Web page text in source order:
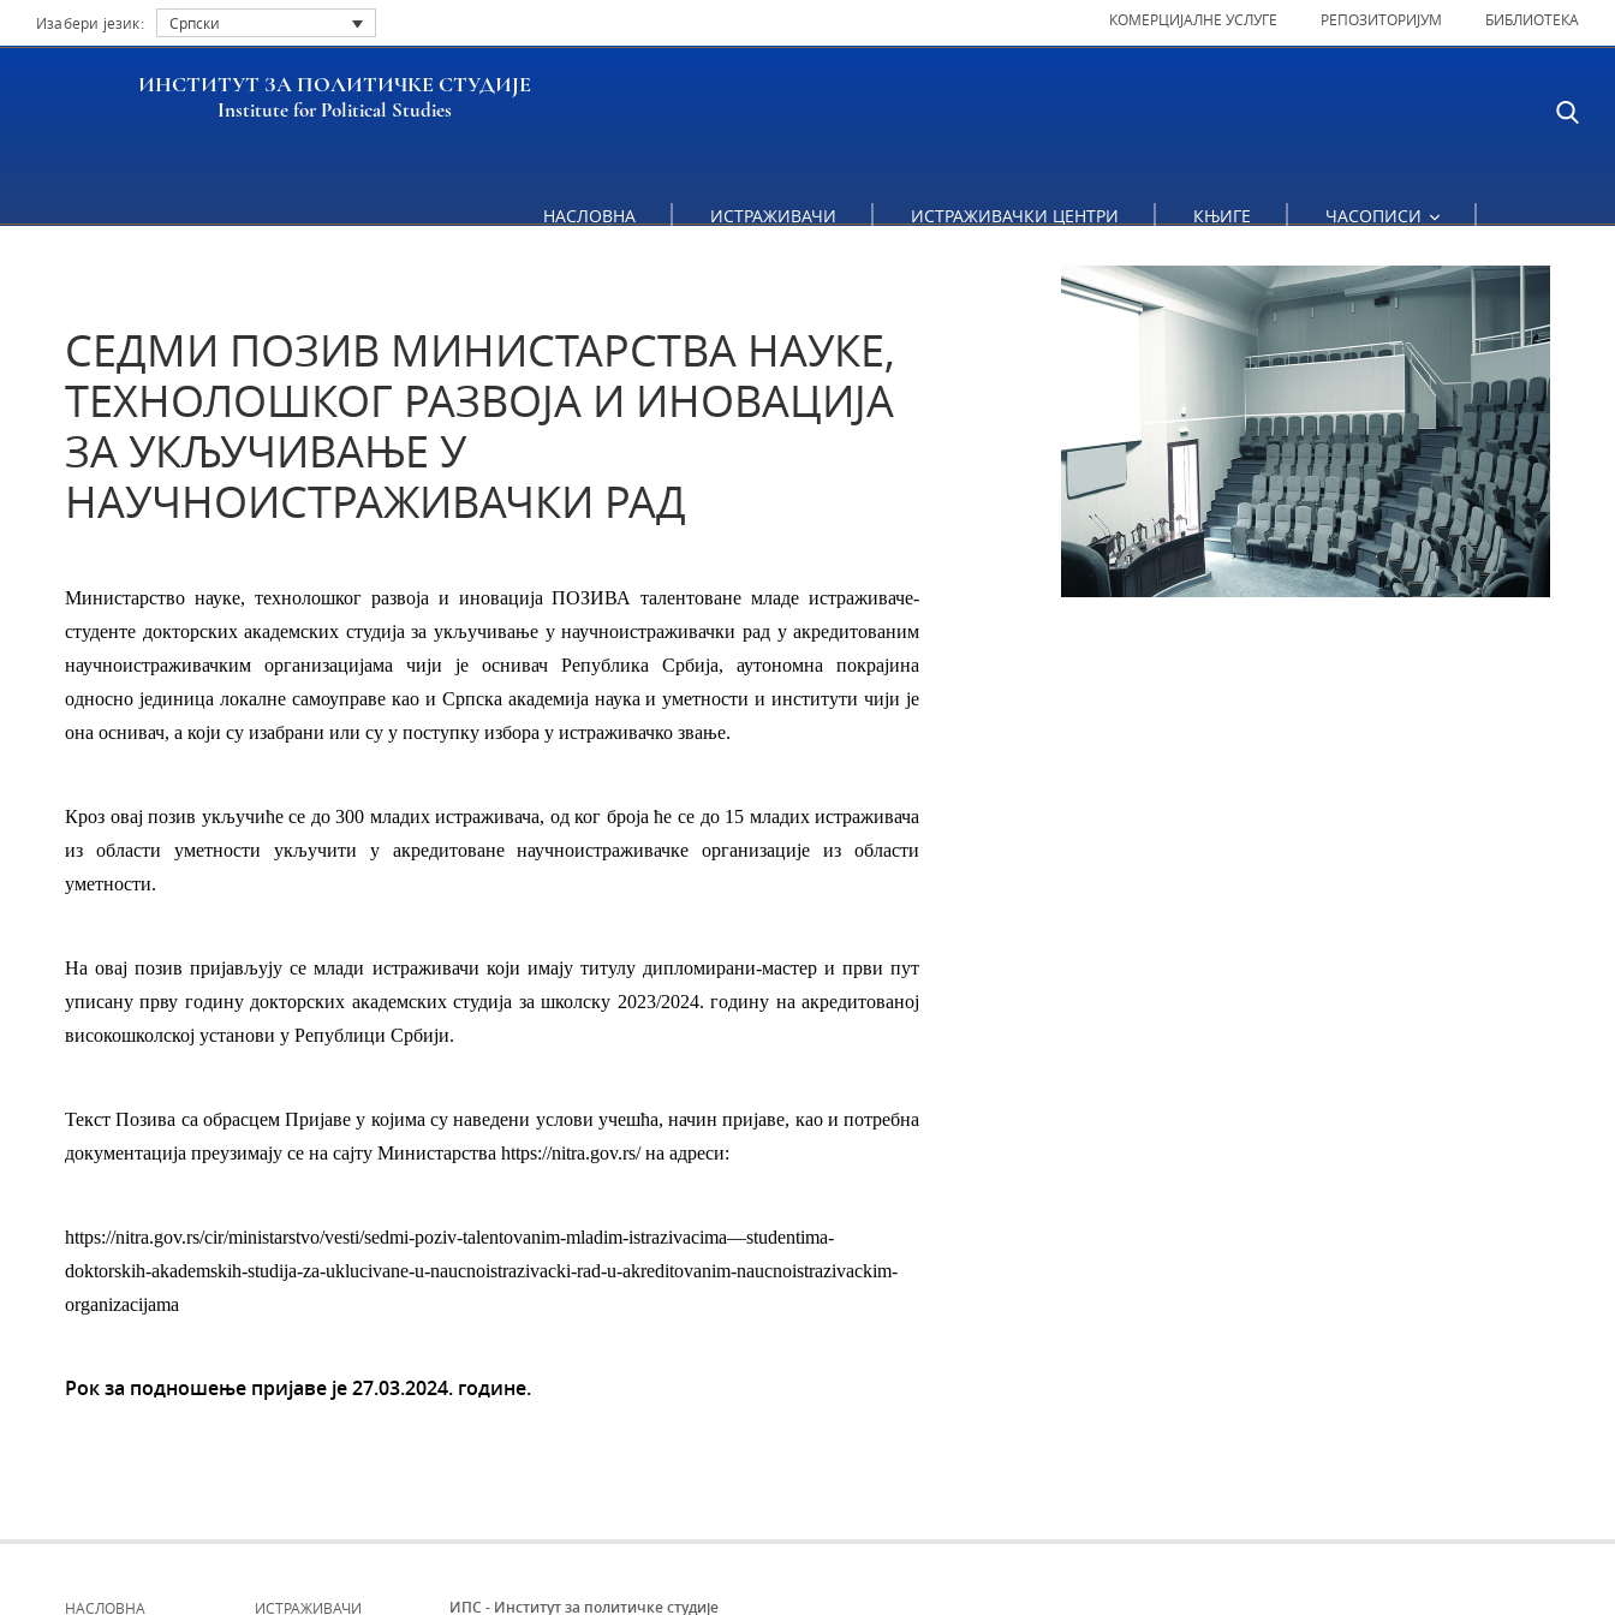
Изабери језик: Српски КОМЕРЦИЈАЛНЕ УСЛУГЕ РЕПОЗИТОРИЈУМ БИБЛИОТЕКА
ИНСТИТУТ ЗА ПОЛИТИЧКЕ СТУДИЈЕ
Institute for Political Studies
НАСЛОВНА ИСТРАЖИВАЧИ ИСТРАЖИВАЧКИ ЦЕНТРИ КЊИГЕ ЧАСОПИСИ
СЕДМИ ПОЗИВ МИНИСТАРСТВА НАУКЕ,
ТЕХНОЛОШКОГ РАЗВОЈА И ИНОВАЦИЈА
ЗА УКЉУЧИВАЊЕ У
НАУЧНОИСТРАЖИВАЧКИ РАД
Министарство науке, технолошког развоја и иновација ПОЗИВА талентоване младе истраживаче-
студенте докторских академских студија за укључивање у научноистраживачки рад у акредитованим
научноистраживачким организацијама чији је оснивач Република Србија, аутономна покрајина
односно јединица локалне самоуправе као и Српска академија наука и уметности и институти чији је
она оснивач, а који су изабрани или су у поступку избора у истраживачко звање.
Кроз овај позив укључиће се до 300 младих истраживача, од ког броја ће се до 15 младих истраживача
из области уметности укључити у акредитоване научноистраживачке организације из области
уметности.
На овај позив пријављују се млади истраживачи који имају титулу дипломирани-мастер и први пут
уписану прву годину докторских академских студија за школску 2023/2024. годину на акредитованој
високошколској установи у Републици Србији.
Текст Позива са обрасцем Пријаве у којима су наведени услови учешћа, начин пријаве, као и потребна
документација преузимају се на сајту Министарстваhttps://nitra.gov.rs/на адреси:
https://nitra.gov.rs/cir/ministarstvo/vesti/sedmi-poziv-talentovanim-mladim-istrazivacima—studentima-
doktorskih-akademskih-studija-za-uklucivane-u-naucnoistrazivacki-rad-u-akreditovanim-naucnoistrazivackim-
organizacijama
Рок за подношење пријаве је 27.03.2024. године.
НАСЛОВНА ИСТРАЖИВАЧИ ИПС - Институт за политичке студије